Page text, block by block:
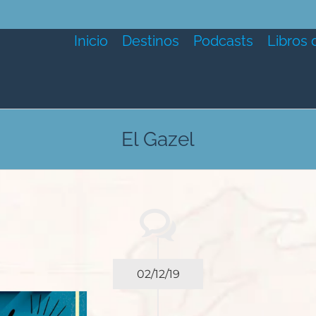
Inicio Destinos Podcasts Libros
El Gazel
02/12/19